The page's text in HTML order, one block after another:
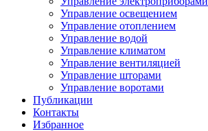
Управление освещением
Управление отоплением
Управление водой
Управление климатом
Управление вентиляцией
Управление шторами
Управление воротами
Публикации
Контакты
Избранное